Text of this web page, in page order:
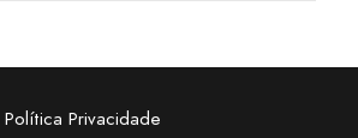
Política Privacidade